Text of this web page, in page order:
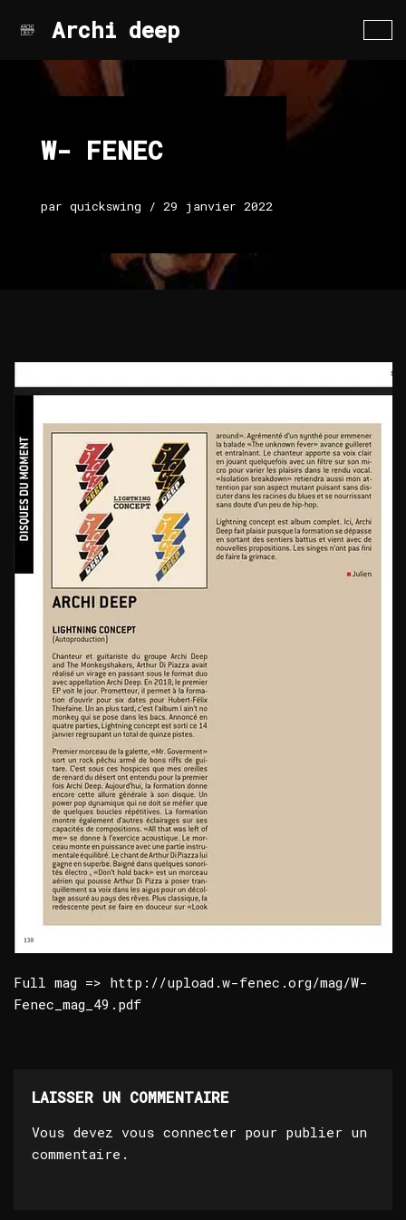
contenu
Archi deep
W- FENEC
par quickswing 29 janvier 2022
Full mag => http://upload.w-fenec.org/mag/W-
Fenec_mag_49.pdf
LAISSER UN COMMENTAIRE
Vous devez vous connecter pour publier un
commentaire.